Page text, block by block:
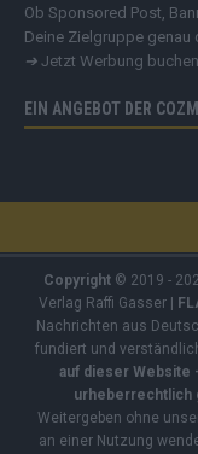
Ob Sponsored Post,
Deine Zielgruppe genau
➔ Jetzt Werbung
EIN ANGEBOT DER
Copyright© 2019 -
Verlag Raffi Gasser |
Nachrichten aus
fundiert und
auf dieser Website
urheberrechtlich
Weitergeben ohne
an einer Nutzung